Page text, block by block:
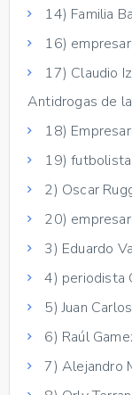
14) Familia
16)
17) Claudio
Antidrogas de
18)
19)
2) Oscar
20)
3) Eduardo
4) periodista
5) Juan
6) Raúl
7) Alejandro